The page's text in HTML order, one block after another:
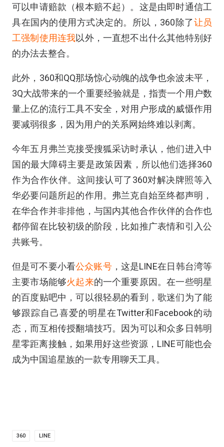
可以申请赔款（根本赔不起）。这是由即时通信工
具在国内的使用方式决定的。所以，360除了让员
工强制使用连我以外，一直想不出什么其他特别好
的办法去整合。
此外，360和QQ那场惊心动魄的战争也余波未平，
3Q大战带来的一个重要经验就是，指责一个用户数
量上亿的流行工具不安全，对用户形成的威慑作用
要减弱很多，因为用户的关系网始终难以剥离。
今年五月弗兰克接受搜狐采访时承认，他们进入中
国的最大障碍主要是政策因素，所以他们选择360
作为合作伙伴。这间接认可了360对解决牌照等入
华必要问题所起的作用。弗兰克自始至终都声明，
在华合作并非排他，与国内其他合作伙伴的合作也
都停留在比较初级的阶段，比如推广表情和引入公
共账号。
但是可不要小看公众账号，这是LINE在日韩台湾等
主要市场能够火起来的一个重要原因。在一些明星
的百度贴吧中，可以很轻易的看到，歌迷们为了能
够跟踪自己喜爱的明星在Twitter和Facebook的动
态，而互相传授翻墙技巧。因为可以和众多日韩明
星零距离接触，如果用好这些资源，LINE可能也会
成为中国追星族的一款专用聊天工具。
360 LINE